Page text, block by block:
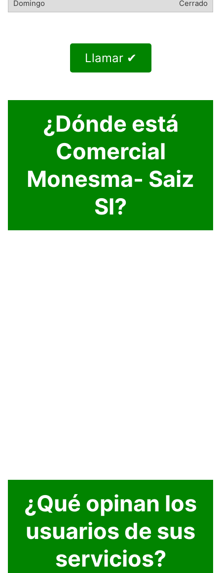
Cerrado
Llamar ✔
¿Dónde está
Comercial
Monesma- Saiz
Sl?
¿Qué opinan los
usuarios de sus
servicios?